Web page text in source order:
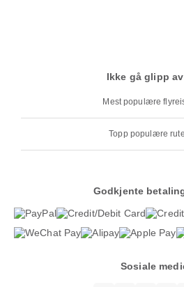
Ikke gå glipp
Mest populære
Topp populære
Godkjente
Sosiale